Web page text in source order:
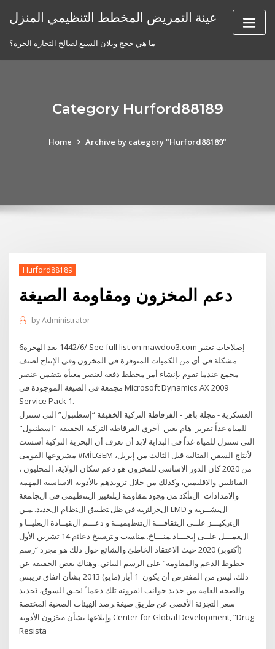
عينة التمريض المخطط التنظيمي المنزل
ما هي حجج ويلان السبع لصالح التجارة الحرة؟
Category Hurford88189
Home Archive by category "Hurford88189"
Hurford88189
دعم المخزون ومقاومة الصيغة
byAdministrator
6‏‏/6‏‏/1442 بعد الهجرة See full list on mawdoo3.com إصلاحات تعتبر
مشكلة في أي من الكميات المتوفرة في المخزون وفي الإنتاج لصنف
مجمع عندما تقوم بإنشاء أمر مخطط دفعة لعنصر معبأة يتضمن عنصر
مجمعة في الصيغة الموجودة في Microsoft Dynamics AX 2009
Service Pack 1.
العسكرية - مجلة باهر - الفرقاطة التركية الخفيفة “إسطنبول” التي ستنزل
للمياه غداً تقرير_هام بعين_آخري الفرقاطة التركية الخفيفة "اسطنبول"
التى ستنزل للمياه غداً ️فى البداية لابد أن نعرف أن البحرية التركية أسست
مشروعها القومى #MİLGEM لأنتاج السفن القتالية قبل الثالث من إبريل،
من 2020 كان الدور الاساسي للمخزون هو دعم سكان الولاية، المحليون ،
القبائليين والاقليمين، وكذلك من خلال تزويدهم بالأدوية الاساسية المهمة
والامدادات اﻝﺘﺄﻜد ﻤن وﺠود ﻤﻘﺎوﻤﺔ ﻝﻠﺘﻐﻴﻴر اﻝﺘﻨظﻴﻤﻲ ﻓﻲ اﻝﺠﺎﻤﻌﺔ
اﻝﺠزاﺌرﻴﺔ ﻓﻲ ظل ﺘطﺒﻴق اﻝﻨظﺎم اﻝﺠدﻴد. ﻤـن LMD اﻝﺒﺸــرﻴﺔ و
اﻝﺘرﻜﻴـــز ﻋﻠــﻰ اﻝﺜﻘﺎﻓـــﺔ اﻝﺘﻨظﻴﻤﻴــﺔ و دﻋـــم اﻝﻘﻴــﺎدة اﻝﻌﻠﻴــﺎ و
اﻝﻌﻤـــل ﻋﻠــﻰ إﻴﺠـــﺎد ﻤﻨـــﺎخ. ﻤﻨﺎﺴب و ﺘرﺴﻴﺦ دﻋﺎﺌم 14 تشرين الأول
(أكتوبر) 2020 حيث الاعتقاد الخاطئ والشائع حول ذلك هو مجرد “رسم
خطوط الدعم والمقاومة” على الرسم البياني. وهناك بعض الحقيقة عن
ذلك. ليس من المفترض أن يكون 1 أيار (مايو) 2013 ﺑﺸﺄﻥ ﺍﺗﻔﺎﻕ ﺗﺮﻳﺒﺲ
ﻭﺍﻟﺼﺤﺔ ﺍﻟﻌﺎﻣﺔ ﻣﻦ ﺟﺪﻳﺪ ﺟﻮﺍﻧﺐ ﺍﳌﺮﻭﻧﺔ ﺗﻠﻚ ﺩﻋﻤﺎﹰ ﳊـﻖ ﺍﻟﺴﻮﻕ، ﲢﺪﻳﺪ
ﺳﻌﺮ ﺍﻟﺘﺠﺰﺋﺔ ﺍﻷﻗﺼﻰ ﻋﻦ ﻃﺮﻳﻖ ﺻﻴﻐﺔ ﺮﺻﺪ ﺍﳍﻴﺌﺎﺕ ﺍﻟﺼﺤﻴﺔ ﺍﳌﺨﺘﺼﺔ
ﻭﺇﺑﻼﻏﻬﺎ ﺑﺸﺄﻥ ﳐﺰﻭﻥ ﺍﻷﺩﻭﻳﺔ Center for Global Development, “Drug
Resista